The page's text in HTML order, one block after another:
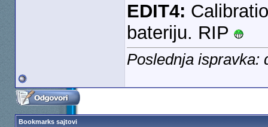
EDIT4:
bateriju. RIP
Poslednja ispravka:
Bookmarks sajtovi